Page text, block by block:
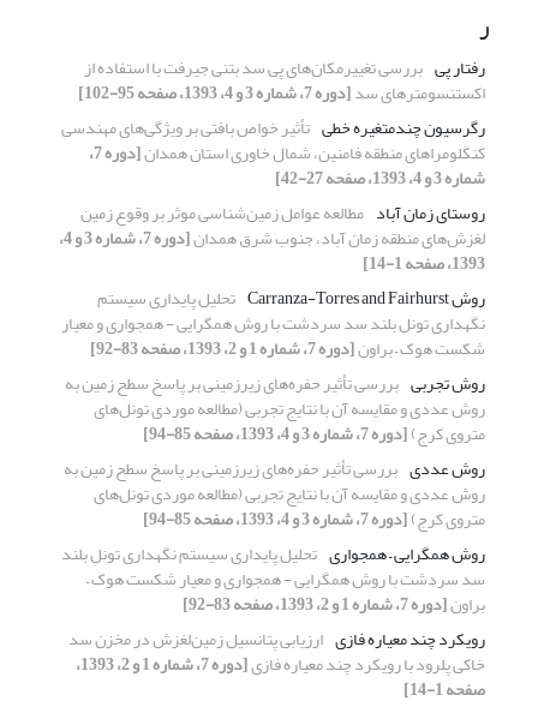
ر
رفتار پی بررسی تغییرمکان‌های پی سد بتنی جیرفت با استفاده از
اکستنسومتر‌های سد[دوره 7، شماره 3 و 4، 1393، صفحه 95-102]
رگرسیون چند‌متغیره ‌خطی تأثیر خواص بافتی بر ویژگی‌های مهندسی
کنگلومراهای منطقه فامنین، شمال خاوری استان همدان [دوره 7،
شماره 3 و 4، 1393، صفحه 27-42]
روستای زمان آباد مطالعه عوامل زمین‌شناسی موثر بر وقوع زمین
لغزش‌های منطقه زمان آباد، جنوب شرق همدان [دوره 7، شماره 3 و 4،
1393، صفحه 1-14]
روش Carranza-Torres and Fairhurst
تحلیل پایداری سیستم
نگهداری تونل بلند سد سردشت با روش‌ همگرایی - همجواری و معیار
شکست هوک – براون[دوره 7، شماره 1 و 2، 1393، صفحه 83-92]
روش تجربی بررسی تأثیر حفره‌های زیرزمینی بر پاسخ سطح زمین به
روش عددی و مقایسه آن با نتایج تجربی (مطالعه موردی تونل‌های
متروی کرج)[دوره 7، شماره 3 و 4، 1393، صفحه 85-94]
روش عددی بررسی تأثیر حفره‌های زیرزمینی بر پاسخ سطح زمین به
روش عددی و مقایسه آن با نتایج تجربی (مطالعه موردی تونل‌های
متروی کرج)[دوره 7، شماره 3 و 4، 1393، صفحه 85-94]
روش همگرایی – همجواری تحلیل پایداری سیستم نگهداری تونل بلند
سد سردشت با روش‌ همگرایی - همجواری و معیار شکست هوک –
براون[دوره 7، شماره 1 و 2، 1393، صفحه 83-92]
رویکرد چند معیاره فازی ارزیابی پتانسیل زمین‌لغزش در مخزن سد
خاکی پلرود با رویکرد چند معیاره فازی [دوره 7، شماره 1 و 2، 1393،
صفحه 1-14]